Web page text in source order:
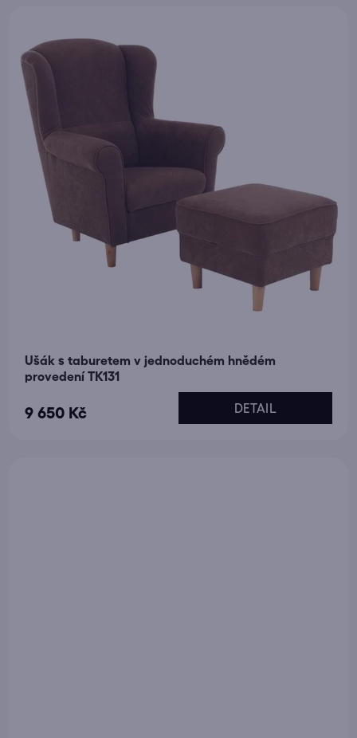
Ušák s taburetem v jednoduchém hnědém
provedení TK131
9 650 Kč DETAIL